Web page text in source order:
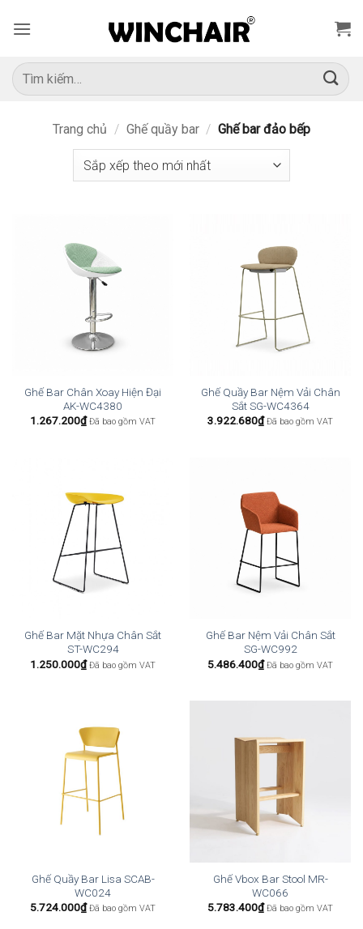
qua
dung
Tìm
kiếm:
Trang chủ / Ghế quầy bar / Ghế bar đảo bếp
Ghế Bar Chân Xoay Hiện Đại
AK-WC4380
1.267.200₫ Đã bao gồm VAT
Ghế Quầy Bar Nệm Vải Chân
Sắt SG-WC4364
3.922.680₫ Đã bao gồm VAT
Ghế Bar Mặt Nhựa Chân Sắt
ST-WC294
1.250.000₫ Đã bao gồm VAT
Ghế Bar Nệm Vải Chân Sắt
SG-WC992
5.486.400₫ Đã bao gồm VAT
Ghế Quầy Bar Lisa SCAB-
WC024
5.724.000₫ Đã bao gồm VAT
Ghế Vbox Bar Stool MR-
WC066
5.783.400₫ Đã bao gồm VAT